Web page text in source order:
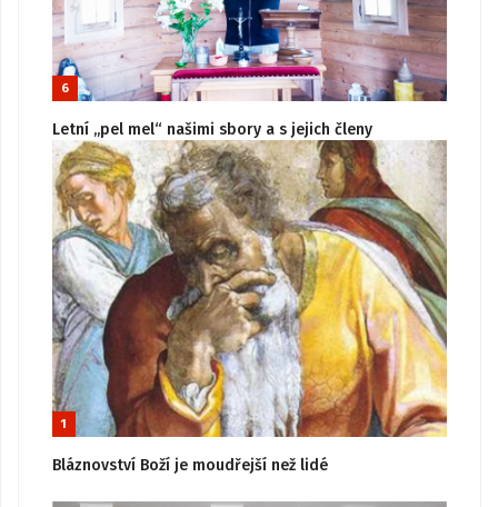
6
Letní „pel mel“ našimi sbory a s jejich členy
1
Bláznovství Boží je moudřejší než lidé